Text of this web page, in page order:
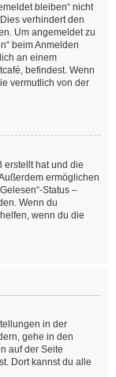
bleiben“ nicht
verhindert den
Um angemeldet zu
beim Anmelden
an einem
befindest. Wenn
vermutlich von der
erstellt hat und die
ermöglichen
Status –
Wenn du
wenn du die
in der
gehe in den
auf der Seite
Dort kannst du alle